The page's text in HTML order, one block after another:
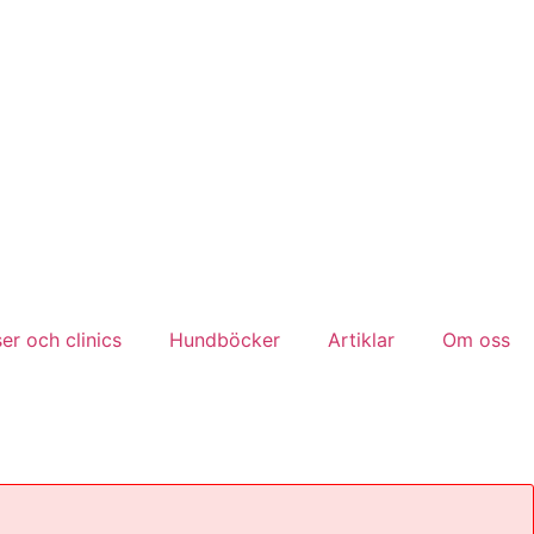
och clinics Hundböcker Artiklar Om oss